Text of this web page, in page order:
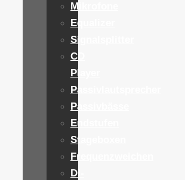
Mikrofone
Equalizer
Signalsplitter
CD
Player
Passivlautsprecher
Passivbässe
Endstufen
Stageboxen
Frequenzweichen
DI-